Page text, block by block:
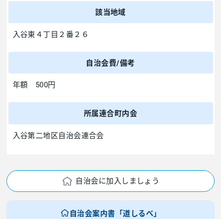
該当地域
入谷東４丁目２番２６
自治会費/備考
年額 500円
所属連合町内会
入谷第二地区自治会連合会
自治会に加入しましょう
自治会案内書「道しるべ」